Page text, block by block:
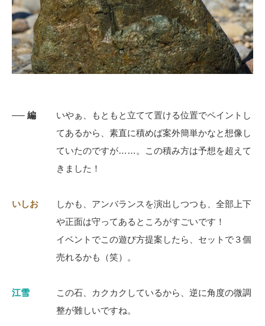
── 編
いやぁ、もともと立てて置ける位置でペイントし
てあるから、素直に積めば案外簡単かなと想像し
ていたのですが……。この積み方は予想を超えて
きました！
いしお
しかも、アンバランスを演出しつつも、全部上下
や正面は守ってあるところがすごいです！
イベントでこの遊び方提案したら、セットで３個
売れるかも（笑）。
江雪
この石、カクカクしているから、逆に角度の微調
整が難しいですね。